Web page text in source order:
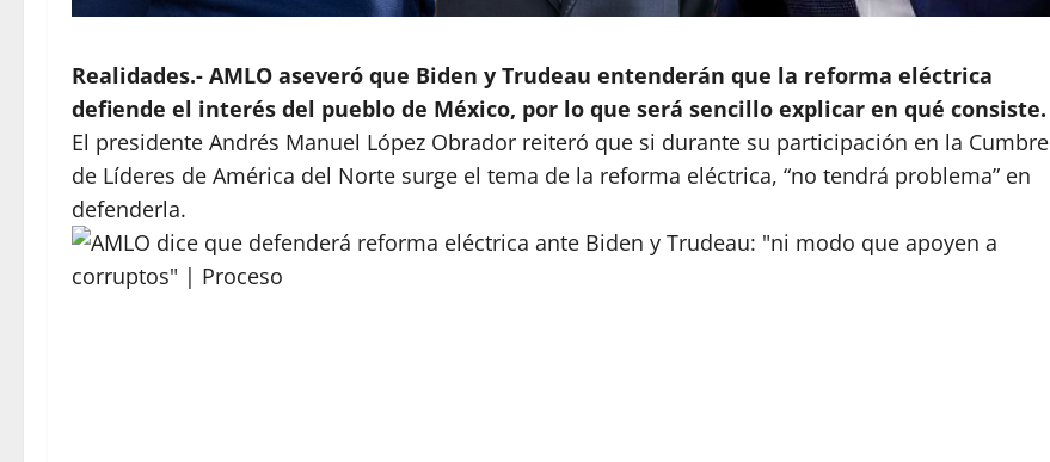
Realidades.- AMLO aseveró que Biden y Trudeau entenderán que la reforma eléctrica
defiende el interés del pueblo de México, por lo que será sencillo explicar en qué consiste.
El presidente Andrés Manuel López Obrador reiteró que si durante su participación en la Cumbre
de Líderes de América del Norte surge el tema de la reforma eléctrica, “no tendrá problema” en
defenderla.